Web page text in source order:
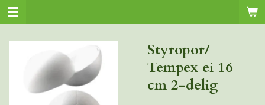
Ga
direct
hoofdinhoud
Styropor/
Tempex ei 16
cm 2-delig